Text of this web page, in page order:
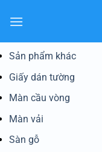
qua
dungSản phẩm khác
Giấy dán tường
Màn cầu vòng
Màn vải
Sàn gỗ